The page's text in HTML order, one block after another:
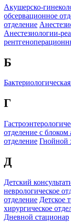
Акушерско-
обсервационное
отделение
Анестезиологии-
Б
Г
отделение c блоком
отделение Гнойной
Д
Детский
неврологическое
отделение Детское
хирургическое
Дневной стационар